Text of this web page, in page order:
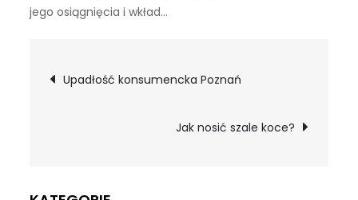
jego osiągnięcia i wkład…
Nawigacja
Upadłość konsumencka Poznań
Jak nosić szale koce?